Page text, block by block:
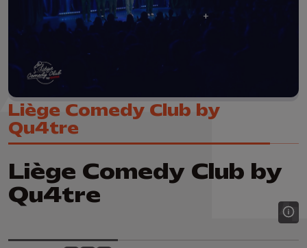
Liège Comedy Club by
Qu4tre
Liège Comedy Club by
Qu4tre